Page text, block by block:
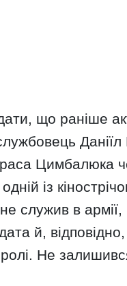
що раніше
Цимбалюка
із
служив в
й,
ролі. Не